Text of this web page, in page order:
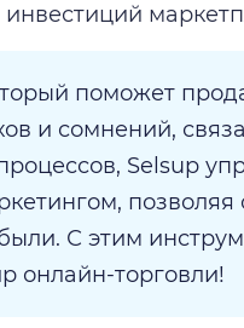
поможет
и сомнений,
Selsup
позволяя
С этим
онлайн-торговли!